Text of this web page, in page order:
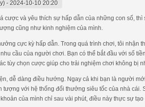
- 2024-10-10 20:20
cược và yêu thích sự hấp dẫn của những con số,
cũng như kinh nghiệm của mình.
cực kỳ hấp dẫn. Trong quá trình chơi, tôi
cầu của người chơi. Bạn có thể bắt đầu với số
tùy chọn cược giúp cho trải nghiệm chơi không bị
dễ dàng điều hướng. Ngay cả khi bạn là người
tượng với hệ thống đổi thưởng siêu tốc của nhà
của mình chỉ sau vài phút, điều này thực sự